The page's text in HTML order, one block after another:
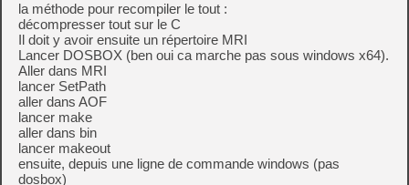
la méthode pour recompiler le tout :
décompresser tout sur le C
Il doit y avoir ensuite un répertoire MRI
Lancer DOSBOX (ben oui ca marche pas sous windows x64).
Aller dans MRI
lancer SetPath
aller dans AOF
lancer make
aller dans bin
lancer makeout
ensuite, depuis une ligne de commande windows (pas
dosbox)